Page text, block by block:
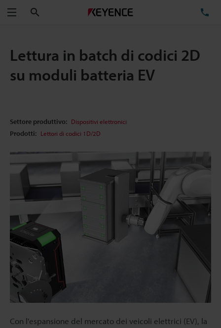
Menu
Lettura in batch di codici 2D
su moduli batteria EV
Settore produttivo: Dispositivi elettronici
Prodotti: Lettori di codici 1D/2D
Con l'espansione del mercato dei veicoli elettrici (EV), la